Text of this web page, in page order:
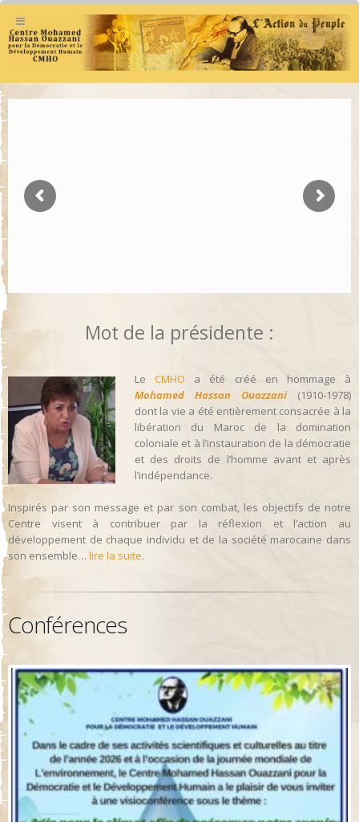
Mot de la présidente :
Le CMHO a été créé en hommage à
Mohamed Hassan Ouazzani (1910-1978)
dont la vie a été entièrement consacrée à la
libération du Maroc de la domination
coloniale et à l’instauration de la démocratie
et des droits de l’homme avant et après
l’indépendance.
Inspirés par son message et par son combat, les objectifs de notre
Centre visent à contribuer par la réflexion et l’action au
développement de chaque individu et de la société marocaine dans
son ensemble… lire la suite.
Conférences